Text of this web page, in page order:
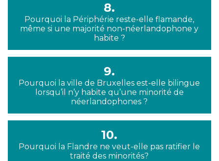
8.
Pourquoi la Périphérie reste-elle flamande,
même si une majorité non-néerlandophone y
habite ?
9.
Pourquoi la ville de Bruxelles est-elle bilingue
lorsqu’il n’y habite qu’une minorité de
néerlandophones ?
10.
Pourquoi la Flandre ne veut-elle pas ratifier le
traité des minorités?